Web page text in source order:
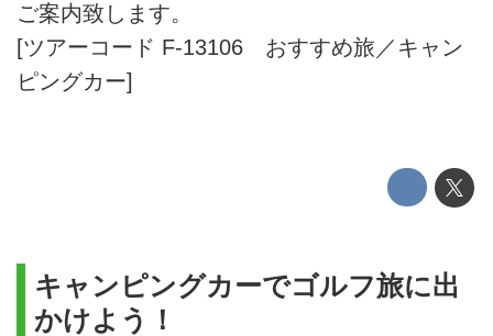
ご案内致します。
[ツアーコード F-13106 おすすめ旅／キャン
ピングカー]
キャンピングカーでゴルフ旅に出
かけよう！